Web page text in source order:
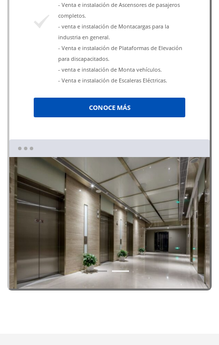
- Venta e instalación de Ascensores de pasajeros
completos.
- venta e instalación de Montacargas para la
industria en general.
- Venta e instalación de Plataformas de Elevación
para discapacitados.
- venta e instalación de Monta vehículos.
- Venta e instalación de Escaleras Eléctricas.
CONOCE MÁS
1 2